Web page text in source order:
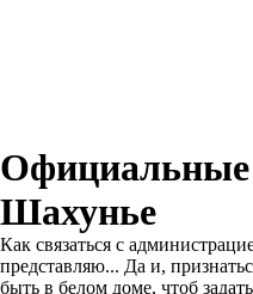
Шахунье
Как связаться с
представляю... Да и,
быть в белом доме, чтоб